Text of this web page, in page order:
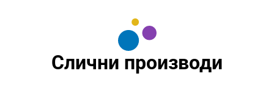
Слични производи